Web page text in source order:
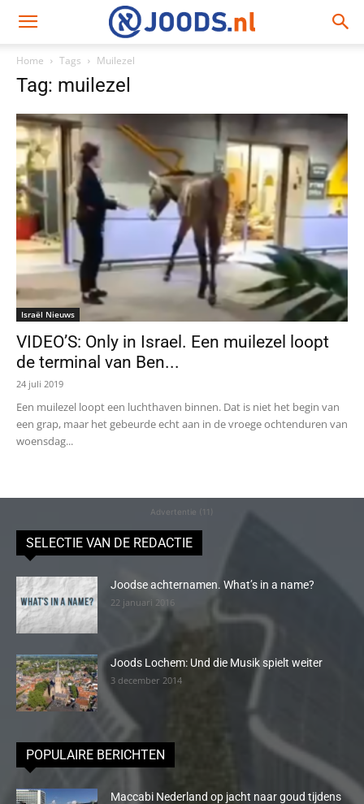
Home Tags Muilezel
Tag: muilezel
Israël Nieuws
VIDEO’S: Only in Israel. Een muilezel loopt
de terminal van Ben...
24 juli 2019
Een muilezel loopt een luchthaven binnen. Dat is niet het begin van
een grap, maar het gebeurde echt aan in de vroege ochtenduren van
woensdag...
Advertentie (11)
SELECTIE VAN DE REDACTIE
Joodse achternamen. What’s in a name?
22 januari 2016
Joods Lochem: Und die Musik spielt weiter
3 december 2014
POPULAIRE BERICHTEN
Maccabi Nederland op jacht naar goud tijdens